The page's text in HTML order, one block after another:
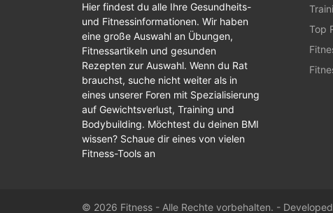
Hier findest du alle Ihre Gesundheits-
und Fitnessinformationen. Wir haben
eine große Auswahl an Übungen,
Fitnessartikeln und gesunden
Rezepten zur Auswahl. Wenn du Rat
brauchst, suche nicht weiter als in
eines unserer Foren mit Spezialisierung
auf Gewichtsverlust, Training und
Bodybuilding. Möchtest du deinen BMI
wissen? Schaue dir eines von vielen
Fitness-Tools an
Top
© 2026 Fitness - Alle Rechte vorbehalten. -